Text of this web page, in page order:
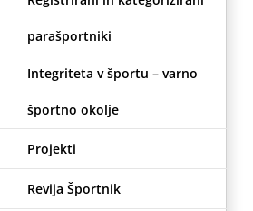
parašportniki
Integriteta v športu – varno
športno okolje
Projekti
Revija Športnik